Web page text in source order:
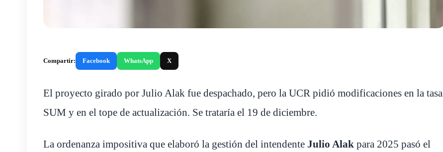
Compartir: Facebook WhatsApp X
El proyecto girado por Julio Alak fue despachado, pero la UCR pidió modificaciones en la tasa
SUM y en el tope de actualización. Se trataría el 19 de diciembre.
La ordenanza impositiva que elaboró la gestión del intendente Julio Alak para 2025 pasó el